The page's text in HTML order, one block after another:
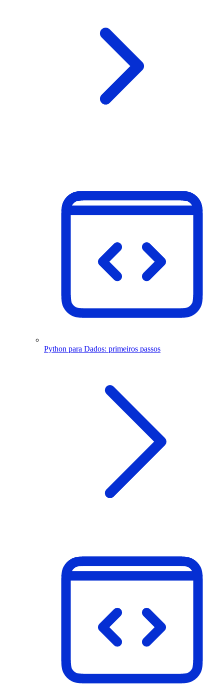
Python para Dados: primeiros passos